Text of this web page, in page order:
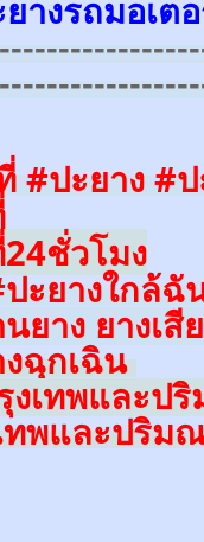
ยางรถมอเต
#ปะยาง #
ชั่วโมง
ะยางใกล้ฉั
ยาง ยางเสีย
งฉุกเฉิน
งเทพและป
ทพและปริม